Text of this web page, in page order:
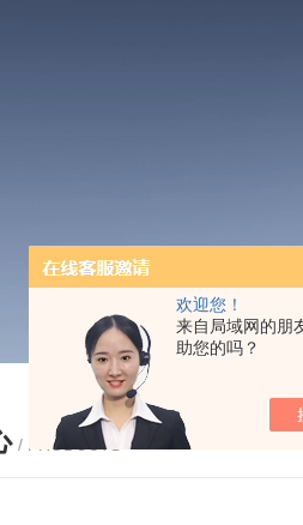
欢迎您！
来自局域网的朋
助您的吗？
/ PRODUCTS